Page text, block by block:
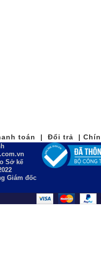
toán | Đổi trả |
Sở kế
Giám đốc